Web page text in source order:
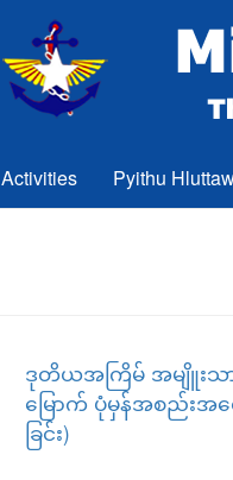
Activities Pyithu
ဒုတိယအကြိမ် အမျိူးသ
မြောက် ပုံမှန်အစည်းအဝ
ခြင်း)